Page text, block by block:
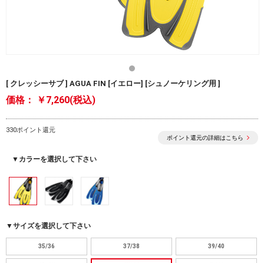
[ クレッシーサブ ] AGUA FIN [イエロー] [シュノーケリング用 ]
価格： ￥7,260(税込)
330ポイント還元
ポイント還元の詳細はこちら
▼カラーを選択して下さい
▼サイズを選択して下さい
35/36 37/38 39/40